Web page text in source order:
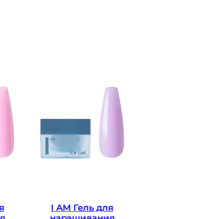
I AM Гель для